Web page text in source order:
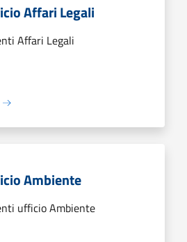
Affari Legali
Affari Legali
Ambiente
ufficio Ambiente